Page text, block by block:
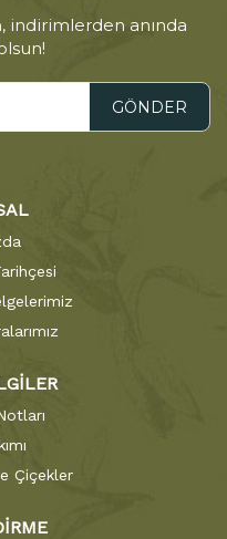
indirimlerden anında
GÖNDER
Çiçekler